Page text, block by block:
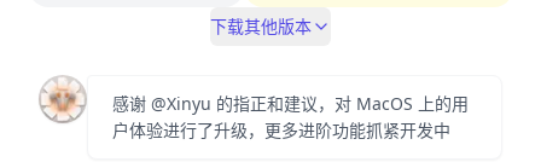
下载其他版本
感谢 @Xinyu 的指正和建议，对 MacOS 上的用
户体验进行了升级，更多进阶功能抓紧开发中